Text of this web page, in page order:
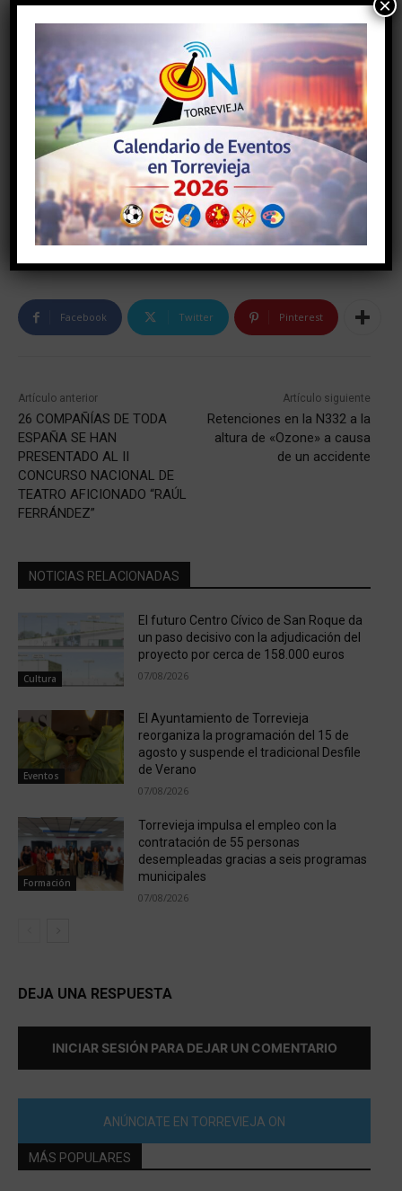
TAGS #AYUNTAMIENTODETORREVIEJA
#torrevieja
#torreviejaon
Facebook Twitter Pinterest
Artículo anterior
26 COMPAÑÍAS DE TODA
ESPAÑA SE HAN
PRESENTADO AL II
CONCURSO NACIONAL DE
TEATRO AFICIONADO “RAÚL
FERRÁNDEZ”
Artículo siguiente
Retenciones en la N332 a la
altura de «Ozone» a causa
de un accidente
NOTICIAS RELACIONADAS
Cultura
El futuro Centro Cívico de San Roque da
un paso decisivo con la adjudicación del
proyecto por cerca de 158.000 euros
07/08/2026
Eventos
El Ayuntamiento de Torrevieja
reorganiza la programación del 15 de
agosto y suspende el tradicional Desfile
de Verano
07/08/2026
Formación
Torrevieja impulsa el empleo con la
contratación de 55 personas
desempleadas gracias a seis programas
municipales
07/08/2026
DEJA UNA RESPUESTA
INICIAR SESIÓN PARA DEJAR UN COMENTARIO
ANÚNCIATE EN TORREVIEJA ON
MÁS POPULARES
×